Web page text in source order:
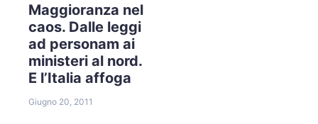
Maggioranza nel
caos. Dalle leggi
ad personam ai
ministeri al nord.
E l’Italia affoga
Giugno 20, 2011